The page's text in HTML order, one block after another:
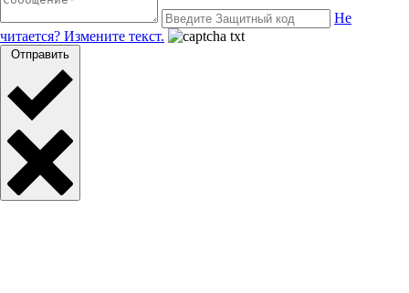
Не
читается? Измените текст.
Отправить